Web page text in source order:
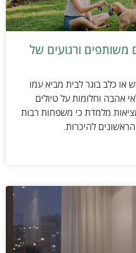
משותפים ורגועים של
או כלב בוגר לבית מביא עמו
אהבה וחלומות על טיולים
מלמדת כי משפחות רבות
להיכרות.